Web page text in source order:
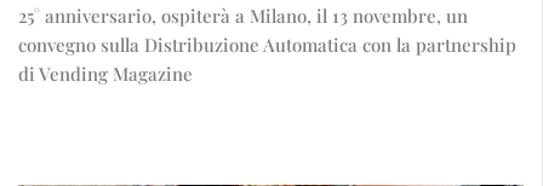
25° anniversario, ospiterà a Milano, il 13 novembre, un
convegno sulla Distribuzione Automatica con la partnership
di Vending Magazine